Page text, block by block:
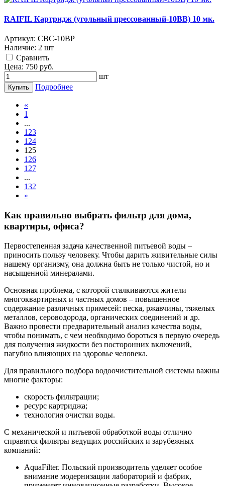
RAIFIL Картридж (угольный прессованный-10ВВ) 10 мк.
Артикул: СВС-10ВР
Наличие: 2 шт
Cравнить
Цена: 750 руб.
шт
Купить Подробнее
«
1
...
123
124
125
126
127
...
132
»
Как правильно выбрать фильтр для дома,
квартиры, офиса?
Первостепенная задача качественной питьевой воды –
приносить пользу человеку. Чтобы дарить живительные силы
нашему организму, она должна быть не только чистой, но и
насыщенной минералами.
Основная проблема, с которой сталкиваются жители
многоквартирных и частных домов – повышенное
содержание различных примесей: песка, ржавчины, тяжелых
металлов, сероводорода, органических соединений и др.
Важно провести предварительный анализ качества воды,
чтобы понимать, с чем необходимо бороться в первую очередь
для получения жидкости без посторонних включений,
пагубно влияющих на здоровье человека.
Для правильного подбора водоочистительной системы важны
многие факторы:
скорость фильтрации;
ресурс картриджа;
технология очистки воды.
С механической и питьевой обработкой воды отлично
справятся фильтры ведущих российских и зарубежных
компаний:
AquaFilter. Польский производитель уделяет особое
внимание модернизации лабораторий и фабрик,